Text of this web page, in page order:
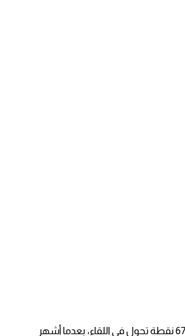
وشهدت الدقيقة 67 نقطة تحول في اللقاء، بعدما أشهر